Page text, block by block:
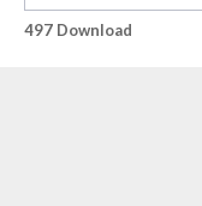
497Download